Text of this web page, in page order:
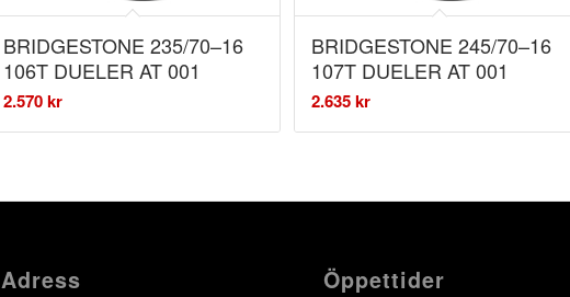
BRIDGESTONE 235/70–16
106T DUELER AT 001
2.570kr
BRIDGESTONE 245/70–16
107T DUELER AT 001
2.635kr
Adress Öppettider